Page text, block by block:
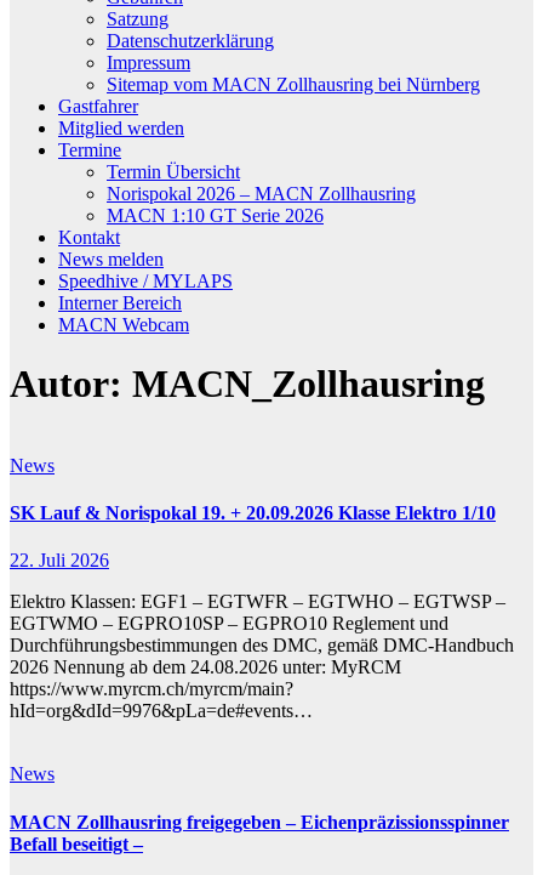
Satzung
Datenschutzerklärung
Impressum
Sitemap vom MACN Zollhausring bei Nürnberg
Gastfahrer
Mitglied werden
Termine
Termin Übersicht
Norispokal 2026 – MACN Zollhausring
MACN 1:10 GT Serie 2026
Kontakt
News melden
Speedhive / MYLAPS
Interner Bereich
MACN Webcam
Autor: MACN_Zollhausring
News
SK Lauf & Norispokal 19. + 20.09.2026 Klasse Elektro 1/10
22. Juli 2026
Elektro Klassen: EGF1 – EGTWFR – EGTWHO – EGTWSP –
EGTWMO – EGPRO10SP – EGPRO10 Reglement und
Durchführungsbestimmungen des DMC, gemäß DMC-Handbuch
2026 Nennung ab dem 24.08.2026 unter: MyRCM
https://www.myrcm.ch/myrcm/main?
hId=org&dId=9976&pLa=de#events…
News
MACN Zollhausring freigegeben – Eichenpräzissionsspinner
Befall beseitigt –